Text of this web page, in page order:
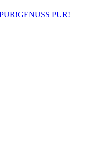
GENUSS PUR!